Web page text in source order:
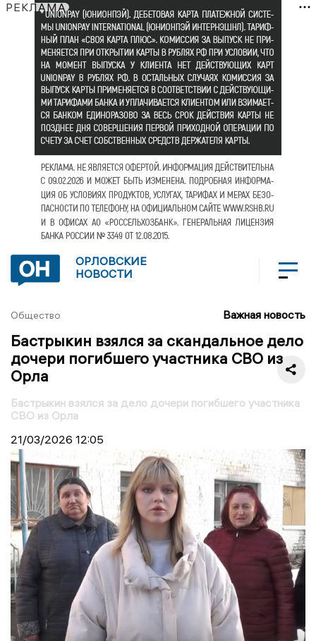
РЕКЛАМА
ОРЛОВСКИЕ
НОВОСТИ
Общество Важная новость
Бастрыкин взялся за скандальное дело
дочери погибшего участника СВО из
Орла
Бастрыкин взялся за дело дочери погибшего участника
СВО из Орла
21/03/2026 12:05